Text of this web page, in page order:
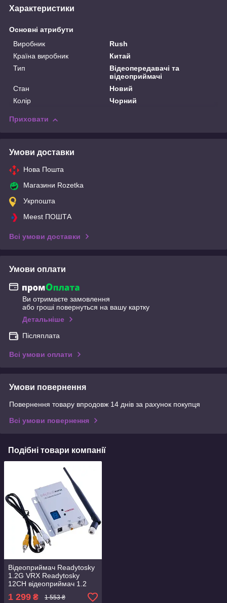
Характеристики
Основні атрибути
Виробник
Rush
Країна виробник
Китай
Тип
Відеопередавачі та
відеоприймачі
Стан
Новий
Колір
Чорний
Приховати
Умови доставки
Нова Пошта
Магазини Rozetka
Укрпошта
Meest ПОШТА
Всі умови доставки
Умови оплати
Ви отримаєте замовлення
або гроші повернуться на вашу картку
Детальніше
Післяплата
Всі умови оплати
Умови повернення
Повернення товару впродовж 14 днів за рахунок покупця
Всі умови повернення
Подібні товари компанії
Відеоприймач Readytosky
1.2G VRX Readytosky
12CH відеоприймач 1.2
ГГц
1 299 ₴ 1 553 ₴